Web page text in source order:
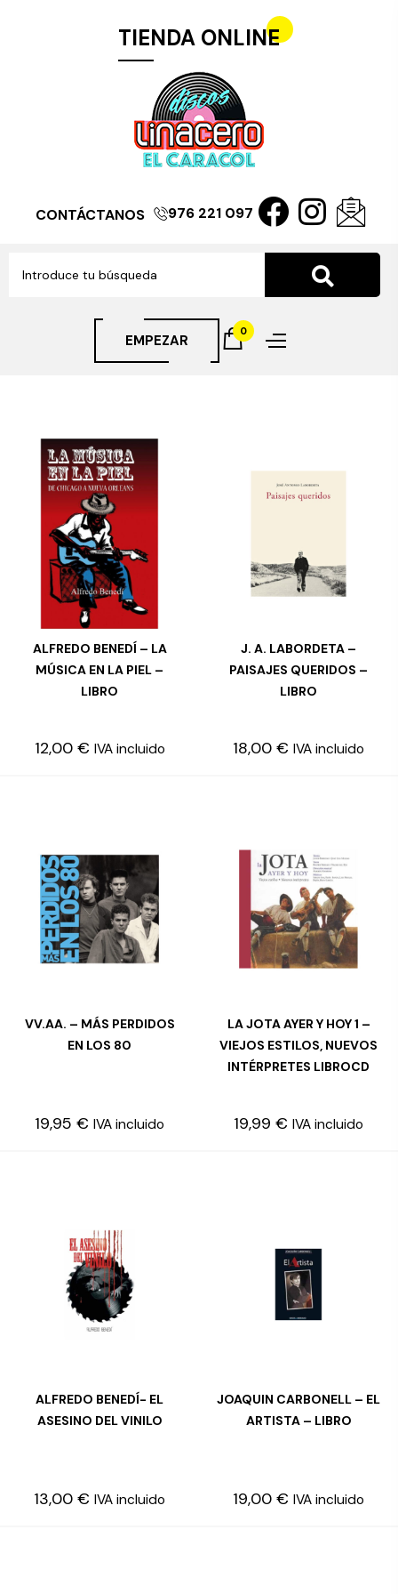
TIENDA ONLINE
CONTÁCTANOS 976 221 097
EMPEZAR
0
AÑADIR AL CARRITO
ALFREDO BENEDÍ – LA
MÚSICA EN LA PIEL –
LIBRO
12,00 € IVA incluido
LEER MÁS
J. A. LABORDETA –
PAISAJES QUERIDOS –
LIBRO
18,00 € IVA incluido
AÑADIR AL CARRITO
VV.AA. – MÁS PERDIDOS
EN LOS 80
19,95 € IVA incluido
AÑADIR AL CARRITO
LA JOTA AYER Y HOY 1 –
VIEJOS ESTILOS, NUEVOS
INTÉRPRETES LIBROCD
19,99 € IVA incluido
AÑADIR AL CARRITO
ALFREDO BENEDÍ- EL
ASESINO DEL VINILO
13,00 € IVA incluido
LEER MÁS
JOAQUIN CARBONELL – EL
ARTISTA – LIBRO
19,00 € IVA incluido